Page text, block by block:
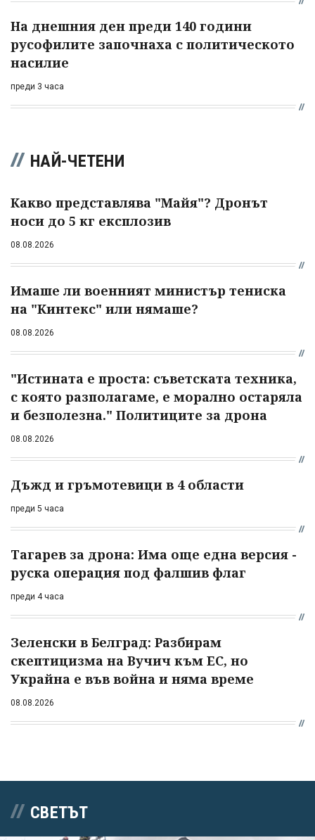
На днешния ден преди 140 години
русофилите започнаха с политическото
насилие
преди 3 часа
НАЙ-ЧЕТЕНИ
Какво представлява "Майя"? Дронът
носи до 5 кг експлозив
08.08.2026
Имаше ли военният министър тениска
на "Кинтекс" или нямаше?
08.08.2026
"Истината е проста: съветската техника,
с която разполагаме, е морално остаряла
и безполезна." Политиците за дрона
08.08.2026
Дъжд и гръмотевици в 4 области
преди 5 часа
Тагарев за дрона: Има още една версия -
руска операция под фалшив флаг
преди 4 часа
Зеленски в Белград: Разбирам
скептицизма на Вучич към ЕС, но
Украйна е във война и няма време
08.08.2026
СВЕТЪТ